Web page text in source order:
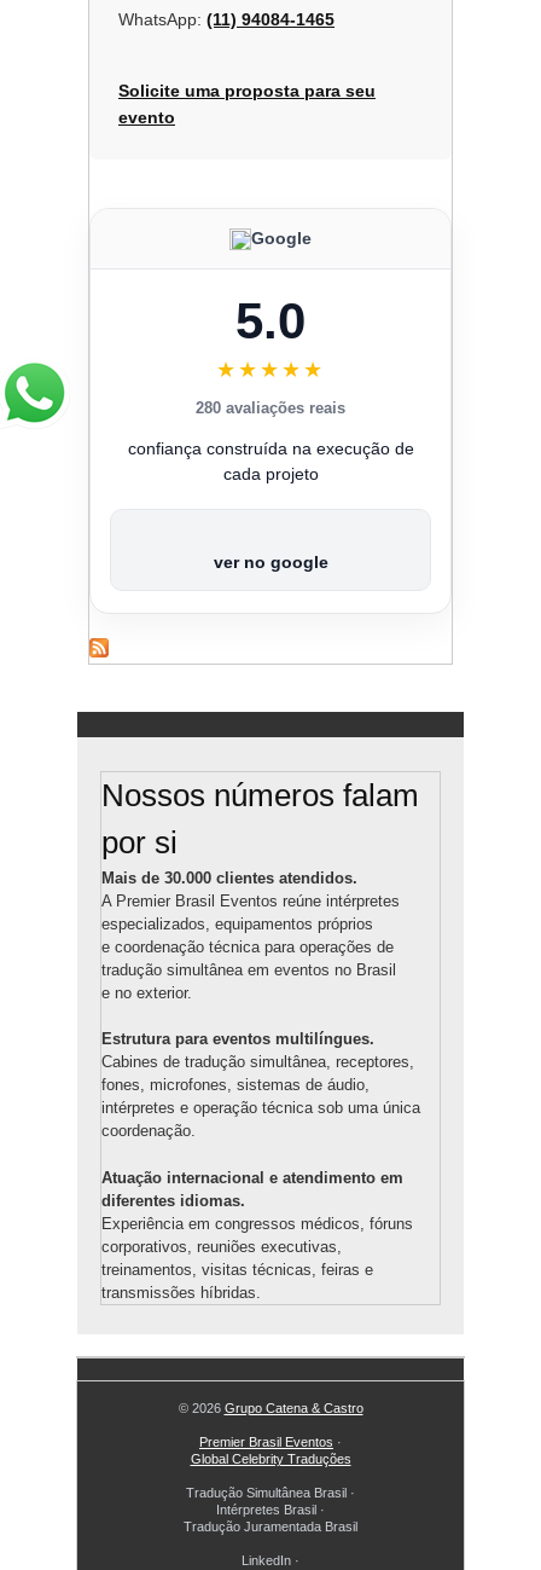
WhatsApp: (11) 94084-1465
Solicite uma proposta para seu
evento
Google
5.0
★★★★★
280 avaliações reais
confiança construída na execução de
cada projeto
ver no google
Nossos números falam
por si
Mais de 30.000 clientes atendidos.
A Premier Brasil Eventos reúne intérpretes
especializados, equipamentos próprios
e coordenação técnica para operações de
tradução simultânea em eventos no Brasil
e no exterior.
Estrutura para eventos multilíngues.
Cabines de tradução simultânea, receptores,
fones, microfones, sistemas de áudio,
intérpretes e operação técnica sob uma única
coordenação.
Atuação internacional e atendimento em
diferentes idiomas.
Experiência em congressos médicos, fóruns
corporativos, reuniões executivas,
treinamentos, visitas técnicas, feiras e
transmissões híbridas.
© 2026 Grupo Catena & Castro
Premier Brasil Eventos ·
Global Celebrity Traduções
Tradução Simultânea Brasil ·
Intérpretes Brasil ·
Tradução Juramentada Brasil
LinkedIn ·